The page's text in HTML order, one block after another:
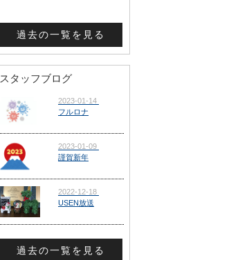
過去の一覧を見る
スタッフブログ
過去の一覧を見る